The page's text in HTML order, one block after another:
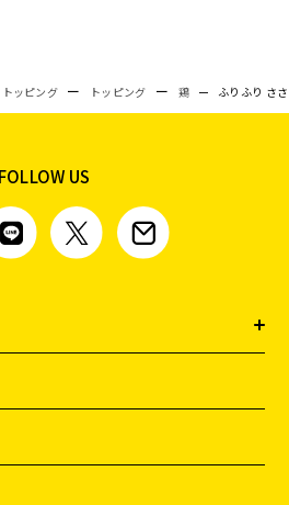
ッピング トッピング 鶏 ふりふり さ
FOLLOW US